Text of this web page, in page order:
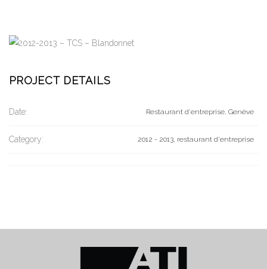
PROJECT DETAILS
Restaurant d'entreprise, Genève
Date:
2012 - 2013, restaurant d'entreprise
Category: